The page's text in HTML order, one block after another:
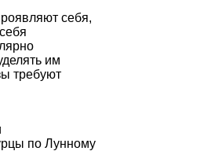
себя,
им
требуют
по Лунному